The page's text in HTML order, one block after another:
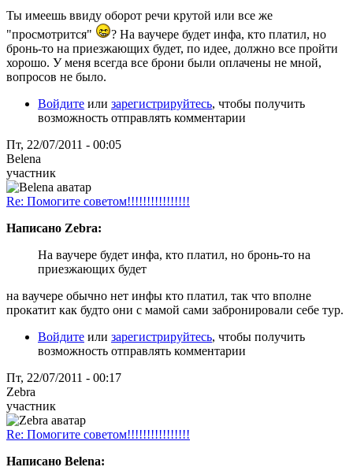
Ты имеешь ввиду оборот речи крутой или все же
"просмотрится"
? На ваучере будет инфа, кто платил, но
бронь-то на приезжающих будет, по идее, должно все пройти
хорошо. У меня всегда все брони были оплачены не мной,
вопросов не было.
Войдите или зарегистрируйтесь, чтобы получить
возможность отправлять комментарии
Пт, 22/07/2011 - 00:05
Belena
участник
Re: Помогите советом!!!!!!!!!!!!!!!!
Написано Zebra:
На ваучере будет инфа, кто платил, но бронь-то на
приезжающих будет
на ваучере обычно нет инфы кто платил, так что вполне
прокатит как будто они с мамой сами забронировали себе тур.
Войдите или зарегистрируйтесь, чтобы получить
возможность отправлять комментарии
Пт, 22/07/2011 - 00:17
Zebra
участник
Re: Помогите советом!!!!!!!!!!!!!!!!
Написано Belena: